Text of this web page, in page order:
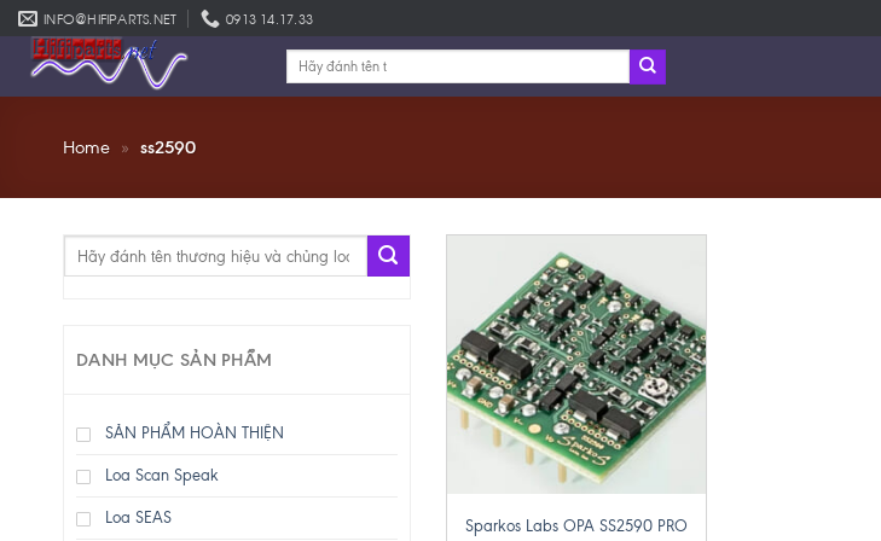
Skip
to
content
INFO@HIFIPARTS.NET 0913 14.17.33
Tìm
Home » ss2590
Tìm
DANH MỤC SẢN PHẨM
SẢN PHẨM HOÀN THIỆN
Loa Scan Speak
Loa SEAS
Sparkos Labs OPA SS2590 PRO